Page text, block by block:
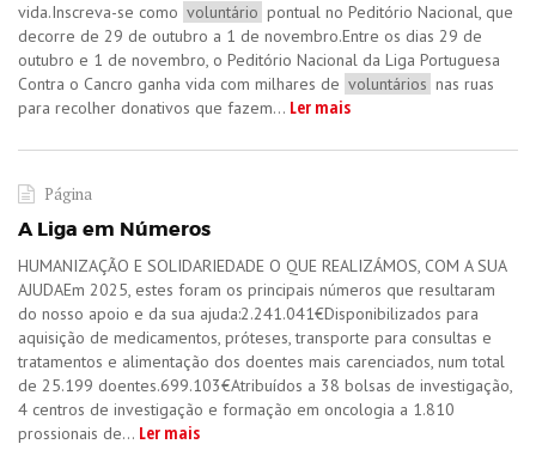
vida.Inscreva-se como voluntário pontual no Peditório Nacional, que
decorre de 29 de outubro a 1 de novembro.Entre os dias 29 de
outubro e 1 de novembro, o Peditório Nacional da Liga Portuguesa
Contra o Cancro ganha vida com milhares de voluntários nas ruas
para recolher donativos que fazem... Ler mais
Página
A Liga em Números
HUMANIZAÇÃO E SOLIDARIEDADE O QUE REALIZÁMOS, COM A SUA
AJUDA​​Em 2025, estes foram os principais números que resultaram
do nosso apoio e da sua ajuda:2.241.041€Disponibilizados para
aquisição de medicamentos, próteses, transporte para consultas e
tratamentos e alimentação dos doentes mais carenciados, num total
de 25.199 doentes.699.103€Atribuídos a 38 bolsas de investigação,
4 centros de investigação e formação em oncologia a 1.810
prossionais de... Ler mais